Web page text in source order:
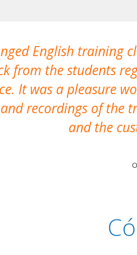
English training
from the students
It was a pleasure
recordings of the
and the